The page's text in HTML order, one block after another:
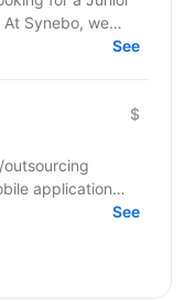
At Synebo, we
See
$
outsourcing
application
and the USA. See